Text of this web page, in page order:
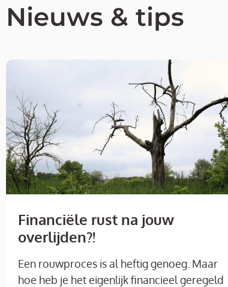
Nieuws & tips
Financiële rust na jouw
overlijden?!
Een rouwproces is al heftig genoeg. Maar
hoe heb je het eigenlijk financieel geregeld